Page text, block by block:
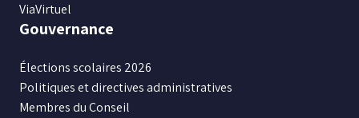
ViaVirtuel
Gouvernance
Élections scolaires 2026
Politiques et directives administratives
Membres du Conseil